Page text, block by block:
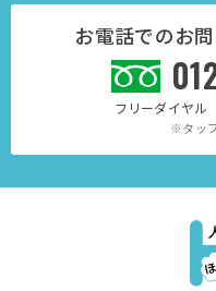
お電話でのお
フリーダイヤ
※タッ